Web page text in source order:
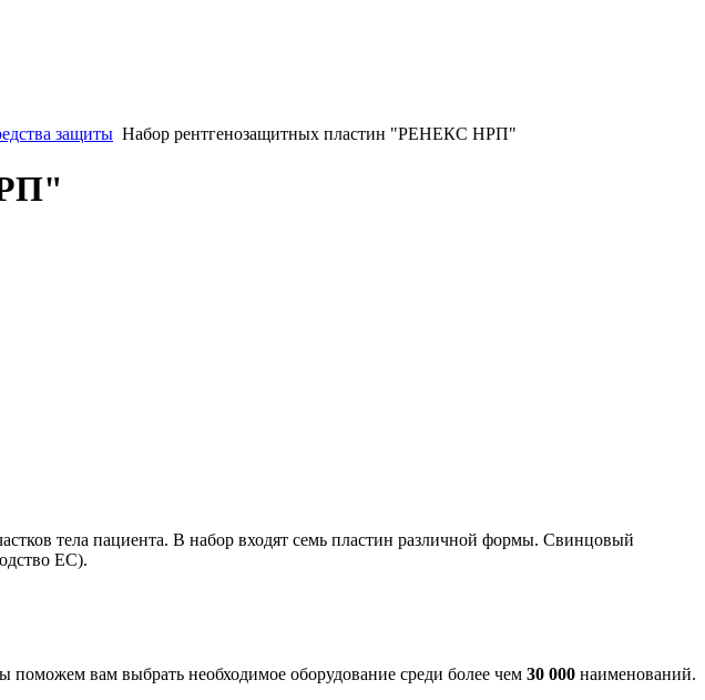
защиты Набор рентгенозащитных пластин "РЕНЕКС НРП"
тела пациента. В набор входят семь пластин различной формы. Свинцовый
ЕС).
вам выбрать необходимое оборудование среди более чем 30 000 наименований.